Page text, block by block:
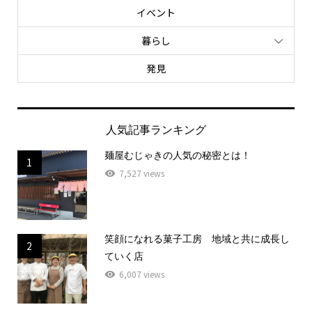
イベント
暮らし
発見
人気記事ランキング
1
麺屋むじゃきの人気の秘密とは！
7,527 views
2
笑顔になれる菓子工房 地域と共に成長し
ていく店
6,007 views